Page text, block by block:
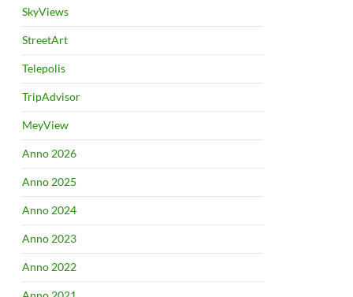
SkyViews
StreetArt
Telepolis
TripAdvisor
MeyView
Anno 2026
Anno 2025
Anno 2024
Anno 2023
Anno 2022